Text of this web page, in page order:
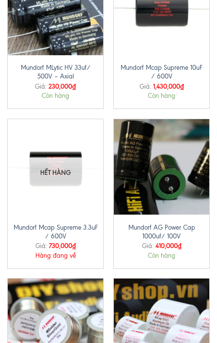
Mundorf MLytic HV 33uf/
500V – Axial
Giá: 230,000₫
Còn hàng
Mundorf Mcap Supreme 10uF
/ 600V
Giá: 1,430,000₫
Còn hàng
HẾT HÀNG
Mundorf Mcap Supreme 3.3uF
/ 600V
Giá: 730,000₫
Hàng đang về
Mundorf AG Power Cap
1000uf/ 100V
Giá: 410,000₫
Còn hàng